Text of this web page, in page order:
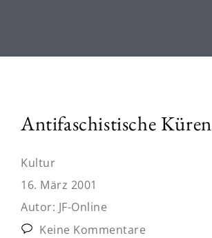
Antifaschistische Küren
Kultur
16. März 2001
Autor: JF-Online
Keine Kommentare